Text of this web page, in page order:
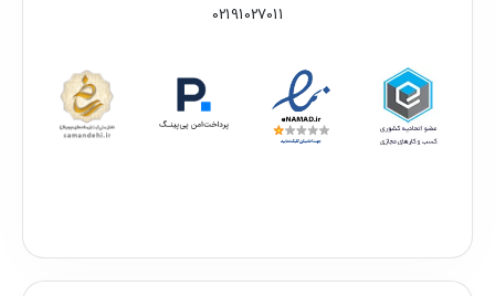
02191027011